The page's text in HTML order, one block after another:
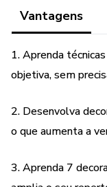
Vantagens
1. Aprenda
objetiva, sem
2. Desenvolva
o que aumenta a
3. Aprenda 7